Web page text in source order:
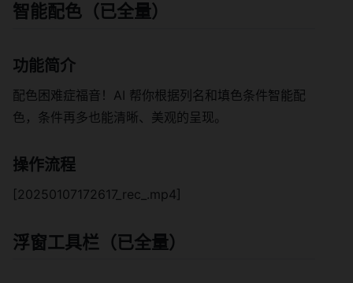
智能配色（已全量）
功能简介
配色困难症福音！AI 帮你根据列名和填色条件智能配
色，条件再多也能清晰、美观的呈现。
操作流程
[20250107172617_rec_.mp4]
浮窗工具栏（已全量）